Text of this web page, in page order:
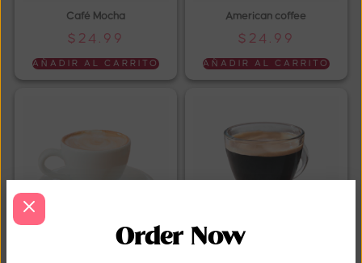
Café Mocha
$ 24.99
AÑADIR AL CARRITO
American coffee
$ 24.99
AÑADIR AL CARRITO
Order Now